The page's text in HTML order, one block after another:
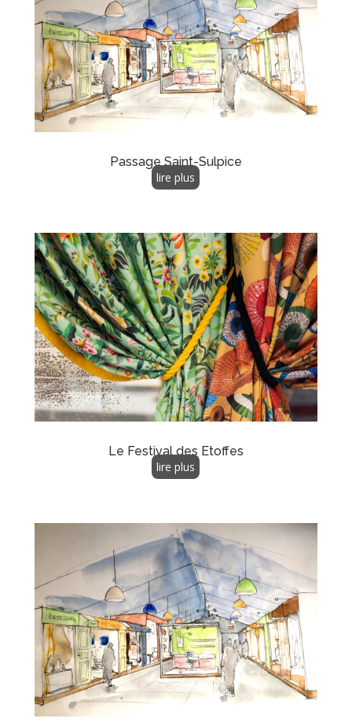
Passage Saint-Sulpice
lire plus
Le Festival des Etoffes
lire plus